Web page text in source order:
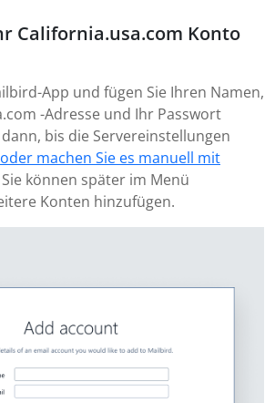
California.usa.com Konto
App und fügen Sie Ihren Namen,
-Adresse und Ihr Passwort
bis die Servereinstellungen
oder machen Sie es manuell mit
Sie können später im Menü
Konten hinzufügen.